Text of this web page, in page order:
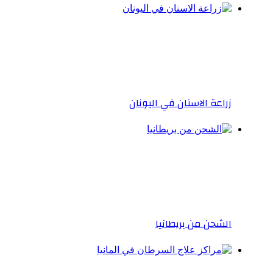
زراعة الاسنان في اليونان
الشحن من بريطانيا